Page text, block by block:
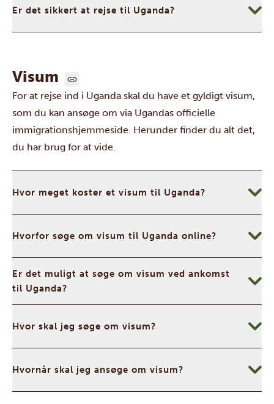
Er det sikkert at rejse til Uganda?
Visum
For at rejse ind i Uganda skal du have et gyldigt visum,
som du kan ansøge om via Ugandas officielle
immigrationshjemmeside. Herunder finder du alt det,
du har brug for at vide.
Hvor meget koster et visum til Uganda?
Hvorfor søge om visum til Uganda online?
Er det muligt at søge om visum ved ankomst
til Uganda?
Hvor skal jeg søge om visum?
Hvornår skal jeg ansøge om visum?